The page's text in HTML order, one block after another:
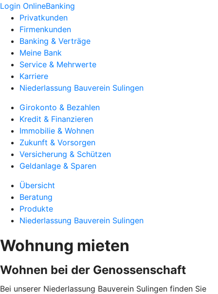
Login OnlineBanking
Privatkunden
Firmenkunden
Banking & Verträge
Meine Bank
Service & Mehrwerte
Karriere
Niederlassung Bauverein Sulingen
Girokonto & Bezahlen
Kredit & Finanzieren
Immobilie & Wohnen
Zukunft & Vorsorgen
Versicherung & Schützen
Geldanlage & Sparen
Übersicht
Beratung
Produkte
Niederlassung Bauverein Sulingen
Wohnung mieten
Wohnen bei der Genossenschaft
Bei unserer Niederlassung Bauverein Sulingen finden Sie